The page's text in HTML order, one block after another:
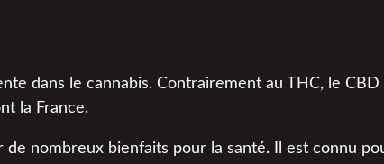
dans le cannabis. Contrairement au THC, le CBD
la France.
nombreux bienfaits pour la santé. Il est connu